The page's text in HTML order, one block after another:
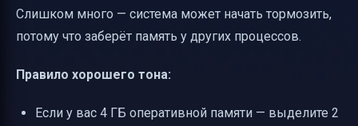
Слишком много — система может начать тормозить,
потому что заберёт память у других процессов.
Правило хорошего тона:
Если у вас 4 ГБ оперативной памяти — выделите 2